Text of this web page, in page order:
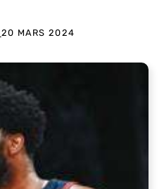
20 MARS 2024